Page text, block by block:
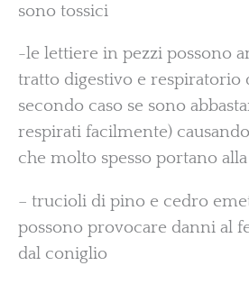
sono tossici
-le lettiere in pezzi possono
tratto digestivo e respiratorio
secondo caso se sono
respirati facilmente)
che molto spesso portano
– trucioli di pino e cedro
possono provocare danni al
dal coniglio